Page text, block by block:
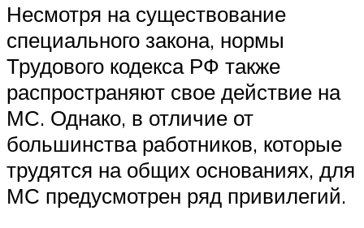
Несмотря на существование
специального закона, нормы
Трудового кодекса РФ также
распространяют свое действие на
МС. Однако, в отличие от
большинства работников, которые
трудятся на общих основаниях, для
МС предусмотрен ряд привилегий.